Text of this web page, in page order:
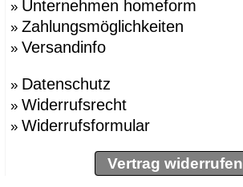
» Unternehmen homeform
» Zahlungsmöglichkeiten
» Versandinfo
» Datenschutz
» Widerrufsrecht
» Widerrufsformular
Vertrag widerrufen